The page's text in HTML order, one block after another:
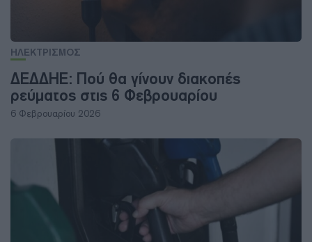
ΗΛΕΚΤΡΙΣΜΟΣ
ΔΕΔΔΗΕ: Πού θα γίνουν διακοπές
ρεύματος στις 6 Φεβρουαρίου
6 Φεβρουαρίου 2026